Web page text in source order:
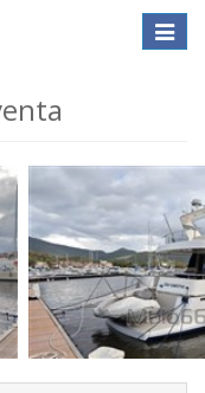
Toggle